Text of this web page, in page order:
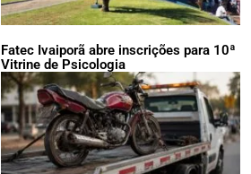
Fatec Ivaiporã abre inscrições para 10ª
Vitrine de Psicologia